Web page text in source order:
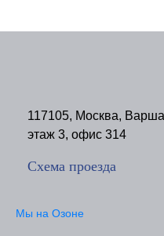
117105, Москва,
этаж 3, офис 314
Схема проезда
Мы на Озоне